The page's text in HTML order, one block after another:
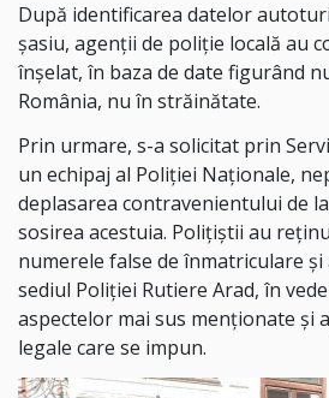
După identificarea datelor
șasiu, agenții de poliție locală au
înșelat, în baza de date figurând
România, nu în străinătate.
Prin urmare, s-a solicitat prin
un echipaj al Poliției Naționale,
deplasarea contravenientului de
sosirea acestuia. Polițiștii au
numerele false de înmatriculare
sediul Poliției Rutiere Arad, în
aspectelor mai sus menționate și
legale care se impun.